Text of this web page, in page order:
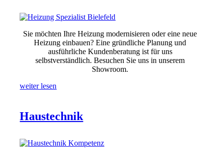
Sie möchten Ihre Heizung modernisieren oder eine neue
Heizung einbauen? Eine gründliche Planung und
ausführliche Kundenberatung ist für uns
selbstverständlich. Besuchen Sie uns in unserem
Showroom.
weiter lesen
Haustechnik